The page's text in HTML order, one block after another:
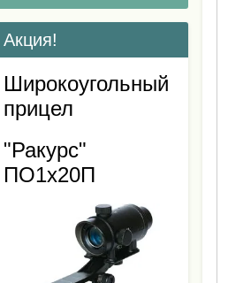
Акция!
Широкоугольный
прицел
"Ракурс"
ПО1х20П